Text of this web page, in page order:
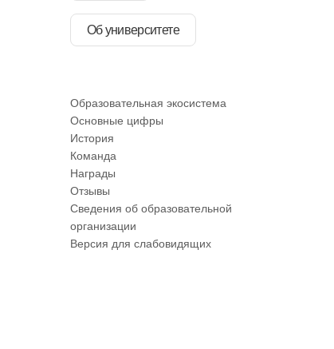
Об университете
Образовательная экосистема
Основные цифры
История
Команда
Награды
Отзывы
Сведения об образовательной
организации
Версия для слабовидящих